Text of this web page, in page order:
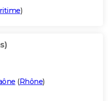
)
(Rhône)